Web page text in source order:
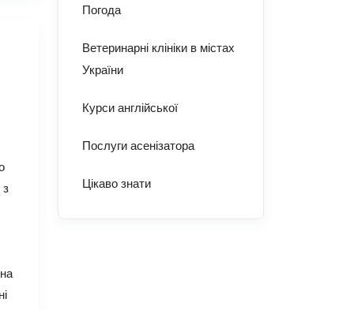
з
Погода
Ветеринарні клініки в містах
України
Курси англійської
Послуги асенізатора
Цікаво знати